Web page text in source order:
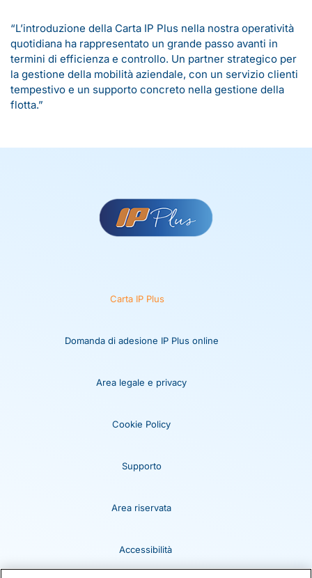
“L’introduzione della Carta IP Plus nella nostra operatività
quotidiana ha rappresentato un grande passo avanti in
termini di efficienza e controllo. Un partner strategico per
la gestione della mobilità aziendale, con un servizio clienti
tempestivo e un supporto concreto nella gestione della
flotta.”
Carta IP Plus
Domanda di adesione IP Plus online
Area legale e privacy
Cookie Policy
Supporto
Area riservata
Accessibilità